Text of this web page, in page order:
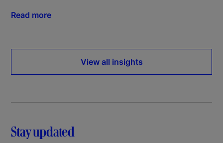
Read more
View all insights
Stay updated